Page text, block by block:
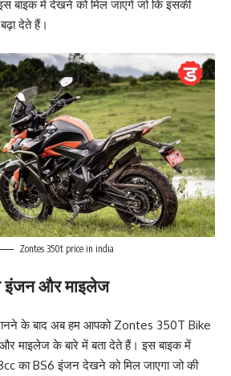
बाइक में देखने को मिल जाएंगे जो कि इसकी
देते हैं।
Zontes 350t price in india
इंजन और माइलेज
के बाद अब हम आपको Zontes 350T Bike
माइलेज के बारे में बता देते हैं। इस बाइक में
का BS6 इंजन देखने को मिल जाएगा जो की